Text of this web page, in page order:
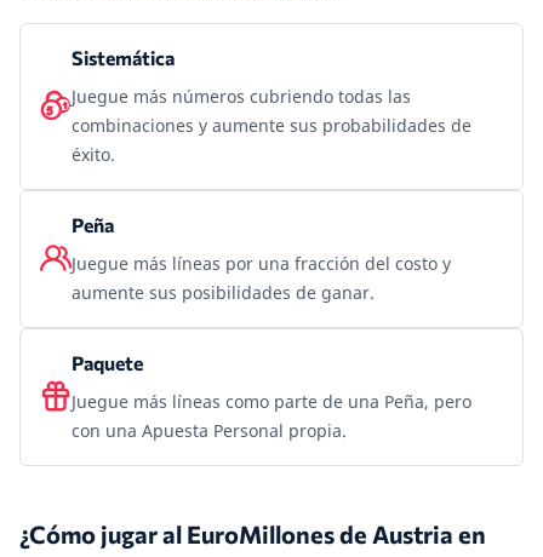
Sistemática
Juegue más números cubriendo todas las
combinaciones y aumente sus probabilidades de
éxito.
Peña
Juegue más líneas por una fracción del costo y
aumente sus posibilidades de ganar.
Paquete
Juegue más líneas como parte de una Peña, pero
con una Apuesta Personal propia.
¿Cómo jugar al EuroMillones de Austria en